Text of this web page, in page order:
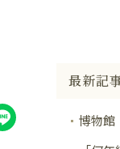
最新記
博物館